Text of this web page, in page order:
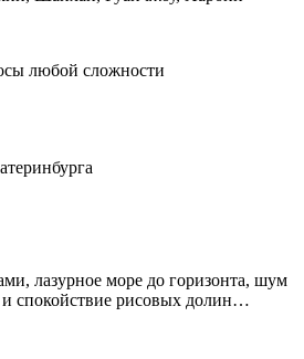
любой сложности
лазурное море до горизонта, шум
и спокойствие рисовых долин…